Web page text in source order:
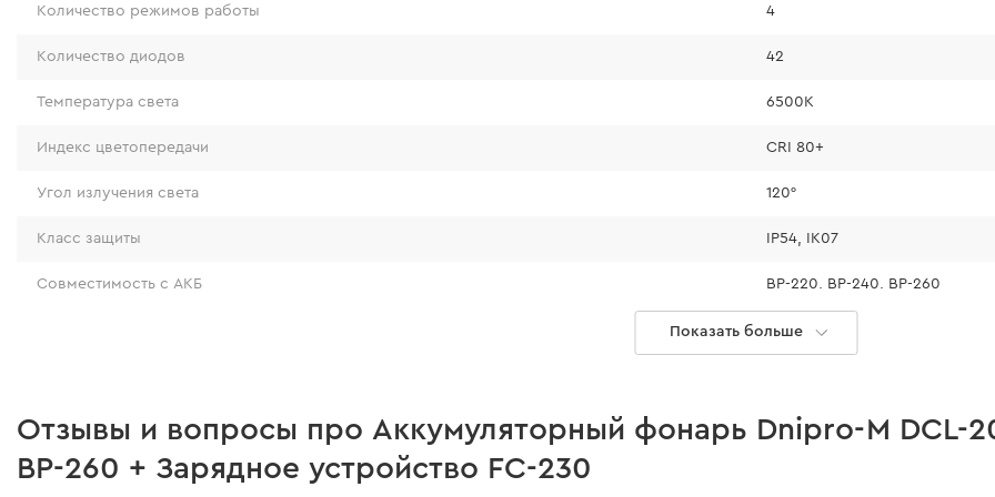
выставить свет в любом удобном положении;
прорезиненная ручка для удобного переноса прожектора.
Количество режимов работы 4
Количество диодов 42
Температура света 6500К
Индекс цветопередачи CRI 80+
Угол излучения света 120°
Класс защиты IP54, IK07
Совместимость с АКБ BP-220, BP-240, BP-260
0,9 кг
Автономность с АКБ 4А 1 режим - 18 ч, 2 режим - 14 ч,
Автономность с АКБ 6А
Показать больше
Отзывы и вопросы про Аккумуляторный фонарь Dnipro-M DCL-
BP-260 + Зарядное устройство FC-230